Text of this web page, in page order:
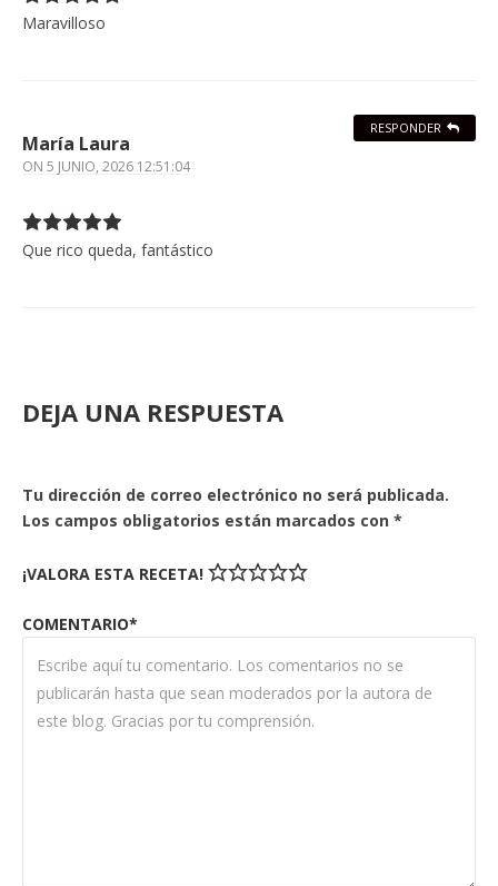
Maravilloso
María Laura
ON 5 JUNIO, 2026 12:51:04
Que rico queda, fantástico
RESPONDER
DEJA UNA RESPUESTA
Tu dirección de correo electrónico no será publicada.
Los campos obligatorios están marcados con *
¡VALORA ESTA RECETA!
COMENTARIO*